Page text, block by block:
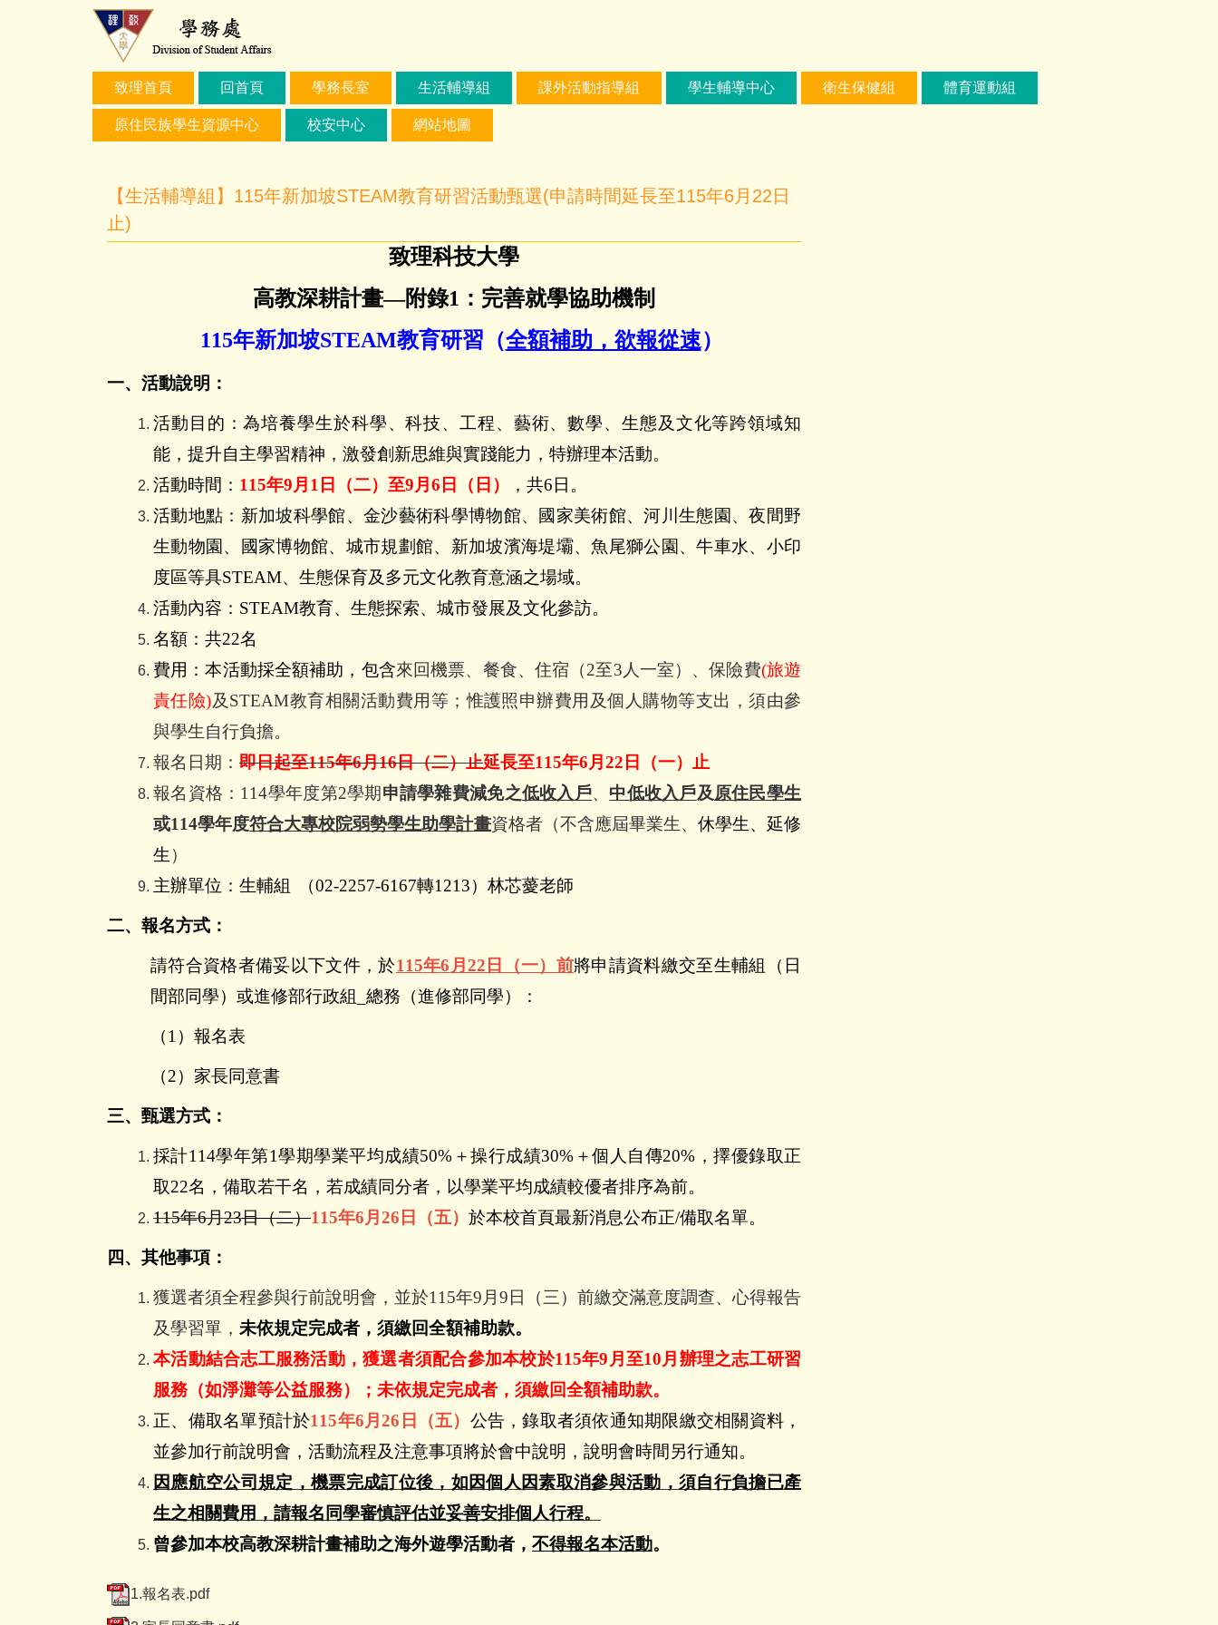
致理首頁 回首頁 學務長室 生活輔導組 課外活動指導組 學生輔導中心 衛生保健組 體育運動組
原住民族學生資源中心 校安中心 網站地圖
【⽣活輔導組】115年新加坡STEAM教育研習活動甄選(申請時間延長至115年6月22日
止)
致理科技大學
高教深耕計畫—附錄1 ：完善就學協助機制
115年新加坡STEAM教育研習（全額補助，欲報從速）
一、活動說明：
活動目的：為培養學生於科學、科技、工程、藝術、數學、生態及文化等跨領域知
能，提升自主學習精神，激發創新思維與實踐能力，特辦理本活動。
活動時間： 115年9月 1 日（二）至9月 6 日（日） ，共6 日。
活動地點：新加坡科學館、金沙藝術科學博物館、國家美術館、河川生態園、夜間野
生動物園、國家博物館、城市規劃館、新加坡濱海堤壩、魚尾獅公園、牛車水、小印
度區等具STEAM、生態保育及多元文化教育意涵之場域。
活動內容： STEAM教育、生態探索、城市發展及文化參訪。
名額：共22名
費用：本活動採全額補助，包含來回機票、餐食、住宿（2至3 人一室）、保險費(旅遊
責任險)及STEAM教育相關活動費用等；惟護照申辦費用及個人購物等支出，須由參
與學生自行負擔。
報名日期： 即日起至115年6月16日（二）止延長至115年6月 22 日（一）止
報名資格： 114學年度第2學期申請學雜費減免之低收入戶、 中低收入戶及 原住民學生
或114學年度符合大專校院弱勢學生助學計畫資格者（不含應屆畢業生、 休學生、延修
生 ）
主辦單位：生輔組
（02-2257-6167轉1213）林芯薆老師
二、報名方式：
請符合資格者備妥以下文件，於115年6 月22 日（一）前將申請資料繳交至生輔組（日
間部同學）或進修部行政組
總務（進修部同學）：
（1 ）報名表
（2）家長同意書
三、甄選方式：
採計114學年第1學期學業平均成績50% ＋操行成績30% ＋個人自傳20% ，擇優錄取正
取22名，備取若干名，若成績同分者，以學業平均成績較優者排序為前。
115年6月23日（二）115年6月 26 日（五） 於本校首頁最新消息公布正/備取名單。
四、其他事項：
獲選者須全程參與行前說明會，並於115年9 月 9 日（三）前繳交滿意度調查、心得報告
及學習單， 未依規定完成者，須繳回全額補助款。
本活動結合志工服務活動，獲選者須配合參加本校於115年9 月至10月辦理之志工研習
服務（如淨灘等公益服務）；未依規定完成者，須繳回全額補助款。
正、備取名單預計於115年6月26 日（五） 公告，錄取者須依通知期限繳交相關資料，
並參加行前說明會，活動流程及注意事項將於會中說明，說明會時間另行通知。
因應航空公司規定，機票完成訂位後，如因個人因素取消參與活動，須自行負擔已產
生之相關費用，請報名同學審慎評估並妥善安排個人行程。
曾參加本校高教深耕計畫補助之海外遊學活動者， 不得報名本活動。
1.報名表.pdf